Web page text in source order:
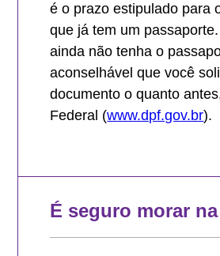
é o prazo estipulado para
que já tem um
ainda não tenha o
aconselhável que você
documento o quanto
Federal (www.dpf.gov.br).
É seguro morar